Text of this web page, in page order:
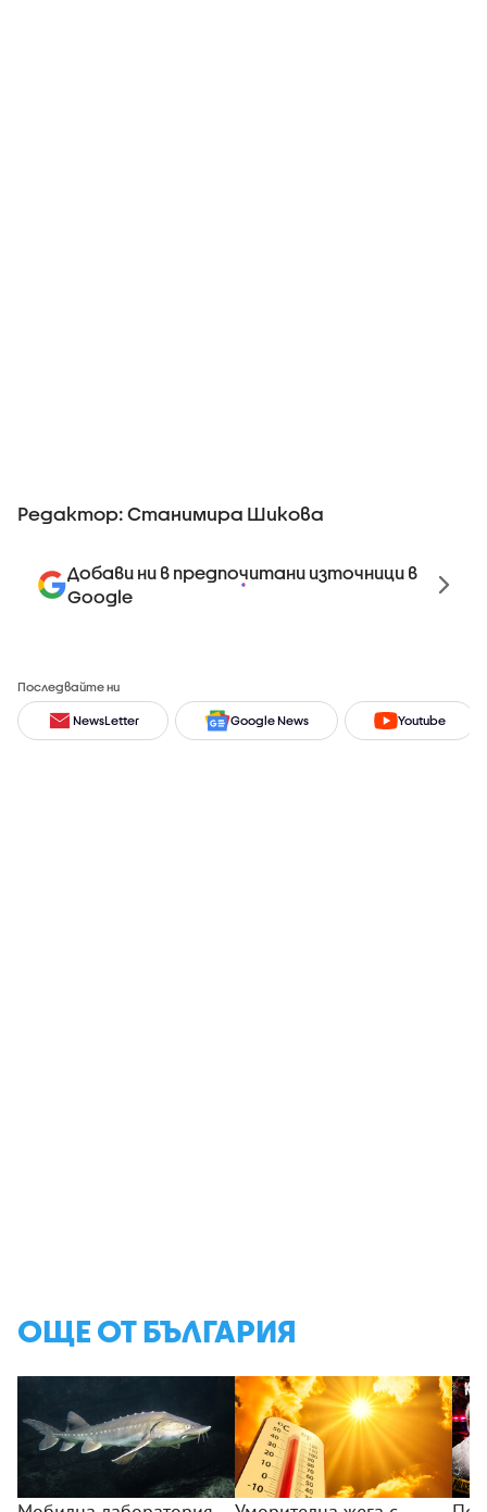
Редактор: Станимира Шикова
Добави ни в предпочитани източници в
Google
Последвайте ни
NewsLetter Google News Youtube
ОЩЕ ОТ БЪЛГАРИЯ